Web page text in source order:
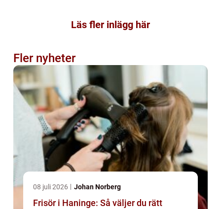
Läs fler inlägg här
Fler nyheter
08 juli 2026 Johan Norberg
Frisör i Haninge: Så väljer du rätt